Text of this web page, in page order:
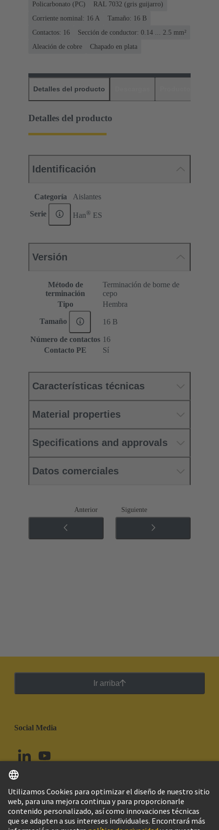
Policarbonato (PC)
RAL 7032 (gris guijarro)
Corriente nominal: ‌16 A
Tamaño: 16 B
Contactos: 16
Sección de conductor: 0.14 ... 2.5 mm²
Aleación de cobre
Chapado en plata
Detalles del producto
Detalles del producto
Identificación
Categoría Aislantes
Serie Han® ES
Versión
Método de
terminación
Terminación de borne de
cepo
Tipo
Hembra
Tamaño 16 B
Número de contactos 16
Contacto PE
Sí
Características técnicas
Material properties
Specifications and approvals
Datos comerciales
Anterior Siguiente
Ir arriba
Social Media
Ecuador Español